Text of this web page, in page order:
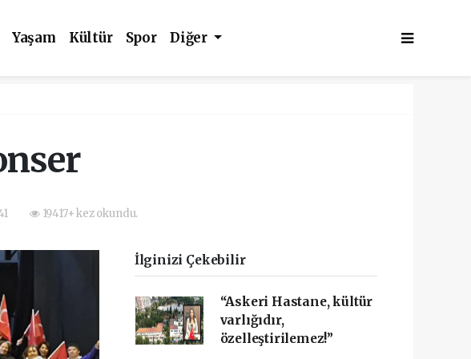
Yaşam Kültür Spor Diğer
19417+ kez okundu.
İlginizi Çekebilir
“Askeri Hastane, kültür
varlığıdır,
özelleştirilemez!”